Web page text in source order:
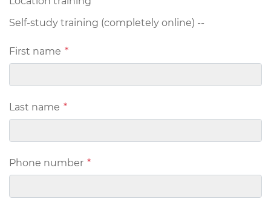
Self-study training (completely online) --
First name *
Last name *
Phone number *